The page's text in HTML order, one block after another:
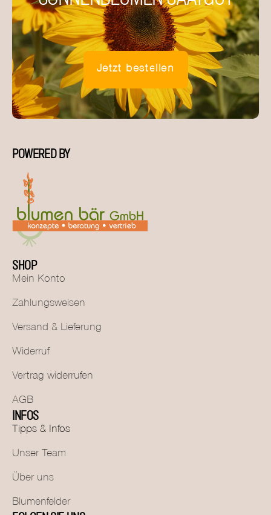
Jetzt bestellen
POWERED BY
SHOP
Mein Konto
Zahlungsweisen
Versand & Lieferung
Widerruf
Vertrag widerrufen
AGB
INFOS
Tipps & Infos
Unser Team
Über uns
Blumenfelder